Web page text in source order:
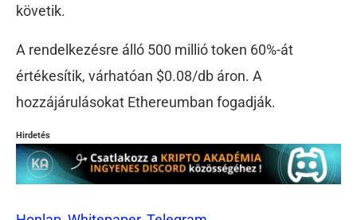
követik.
A rendelkezésre álló 500 millió token 60%-át
értékesítik, várhatóan $0.08/db áron. A
hozzájárulásokat Ethereumban fogadják.
Hirdetés